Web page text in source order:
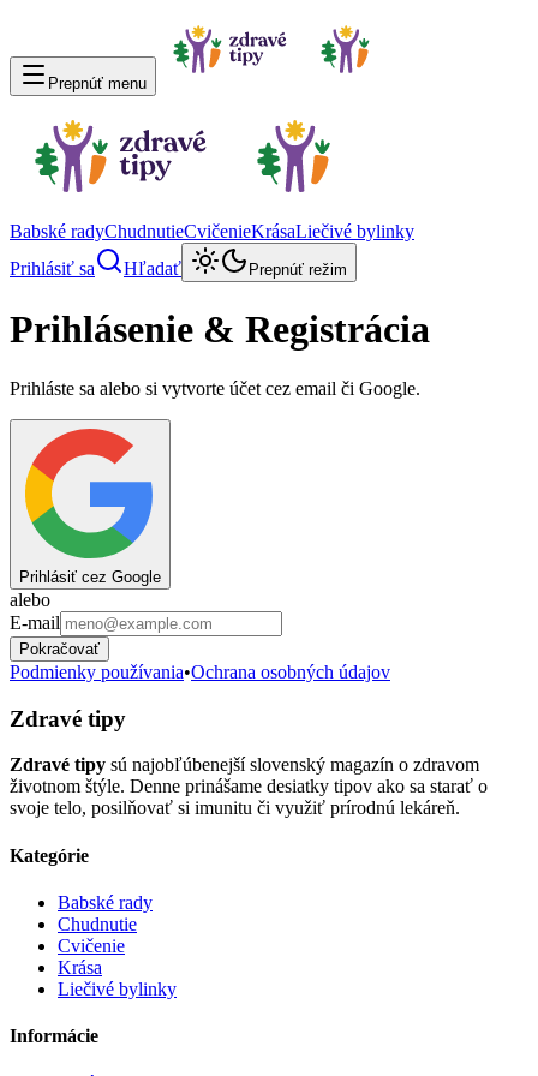
Prepnúť menu
Babské radyChudnutieCvičenieKrásaLiečivé bylinky
Prihlásiť sa
Hľadať Prepnúť režim
Prihlásenie & Registrácia
Prihláste sa alebo si vytvorte účet cez email či Google.
Prihlásiť cez Google
alebo
E-mail
Pokračovať
Podmienky používania•Ochrana osobných údajov
Zdravé tipy
Zdravé tipy sú najobľúbenejší slovenský magazín o zdravom
životnom štýle. Denne prinášame desiatky tipov ako sa starať o
svoje telo, posilňovať si imunitu či využiť prírodnú lekáreň.
Kategórie
Babské rady
Chudnutie
Cvičenie
Krása
Liečivé bylinky
Informácie